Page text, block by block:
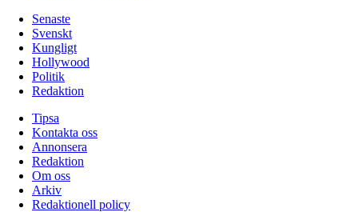
Senaste
Svenskt
Kungligt
Hollywood
Politik
Redaktion
Tipsa
Kontakta oss
Annonsera
Redaktion
Om oss
Arkiv
Redaktionell policy